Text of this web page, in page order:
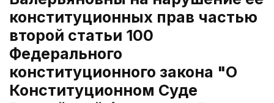
конституционных прав частью
второй статьи 100
Федерального
конституционного закона "О
Конституционном Суде